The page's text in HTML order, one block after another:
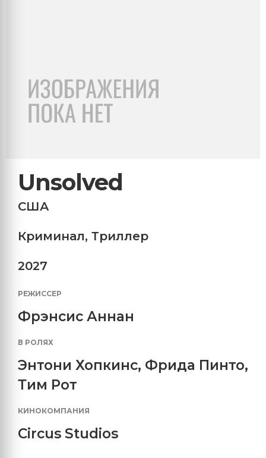
Unsolved
США
Криминал, Триллер
2027
РЕЖИССЕР
Фрэнсис Аннан
В РОЛЯХ
Энтони Хопкинс, Фрида Пинто,
Тим Рот
КИНОКОМПАНИЯ
Circus Studios